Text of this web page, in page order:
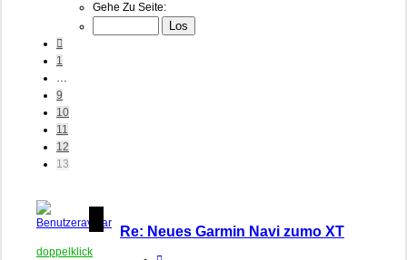
Von
13
Gehe Zu Seite:
1
…
9
10
11
12
13
doppelklick
Re: Neues Garmin Navi zumo XT